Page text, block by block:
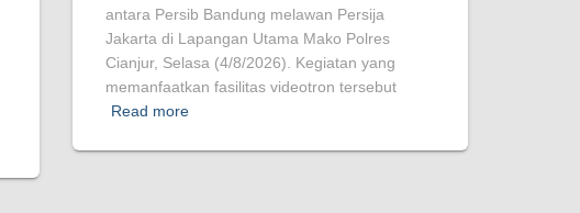
antara Persib Bandung melawan Persija
Jakarta di Lapangan Utama Mako Polres
Cianjur, Selasa (4/8/2026). Kegiatan yang
memanfaatkan fasilitas videotron tersebut
Read more